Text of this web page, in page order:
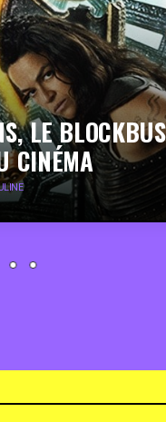
LE
CINÉMA